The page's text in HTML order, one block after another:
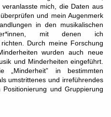
mich, die Daten aus
und mein Augenmerk
in den musikalischen
mit denen ich
Durch meine Forschung
wurden auch neue
und Minderheiten eingeführt.
„Minderheit” in bestimmten
umstrittenes und irreführendes
und Gruppierung